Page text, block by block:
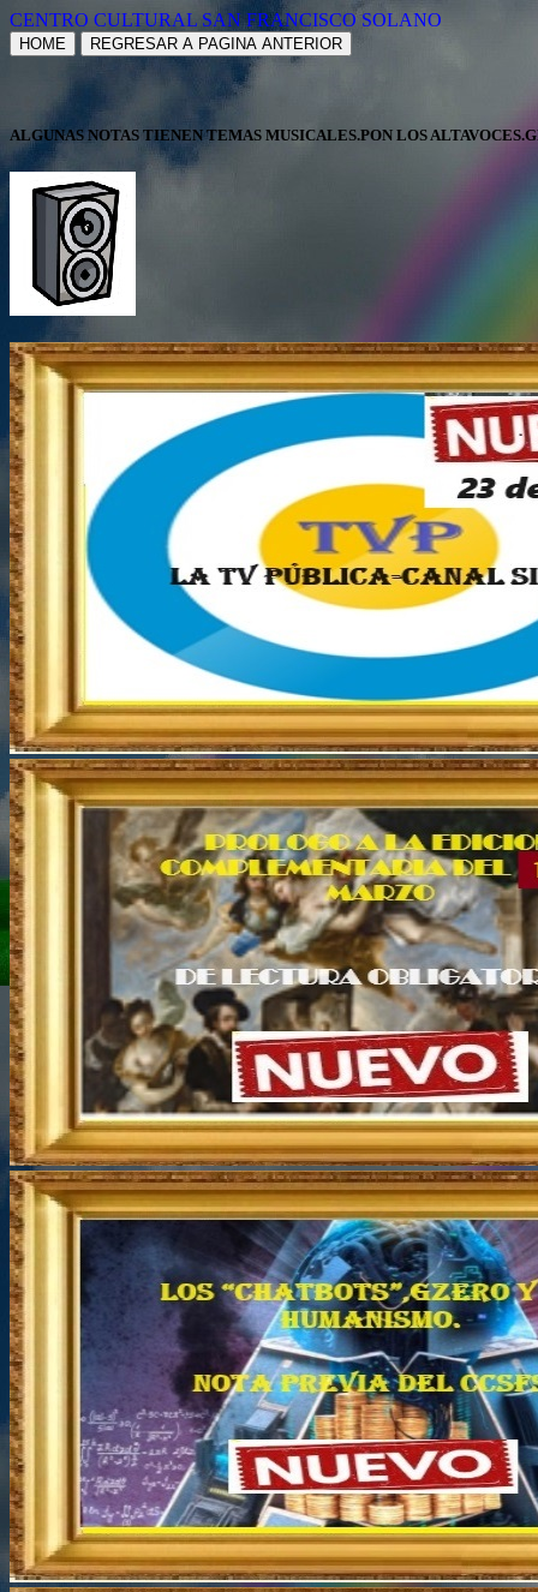
CENTRO CULTURAL SAN FRANCISCO SOLANO
HOME REGRESAR A PAGINA ANTERIOR
ALGUNAS NOTAS TIENEN TEMAS MUSICALES.PON LOS